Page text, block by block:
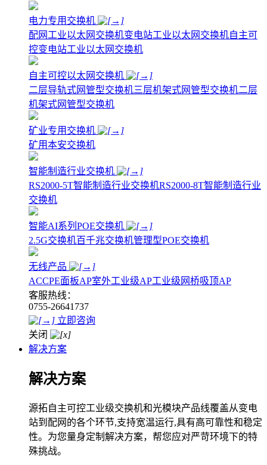
电力专用交换机
配网工业以太网交换机变电站工业以太网交换机自主可
控变电站工业以太网交换机
自主可控以太网交换机
二层导轨式网管型交换机三层机架式网管型交换机二层
机架式网管型交换机
矿业专用交换机
矿用本安交换机
智能制造行业交换机
RS2000-5T智能制造行业交换机RS2000-8T智能制造行业
交换机
智能AI系列POE交换机
2.5G交换机百千兆交换机管理型POE交换机
无线产品
ACCPE面板AP室外工业级AP工业级网桥吸顶AP
客服热线：
0755-26641737
立即咨询
关闭
解决方案
解决方案
源拓自主可控工业级交换机和光模块产品线覆盖从变电
站到配网的各个环节,支持宽温运行,具有高可靠性和稳定
性。为您量身定制解决方案，帮您应对严苛环境下的特
殊挑战。